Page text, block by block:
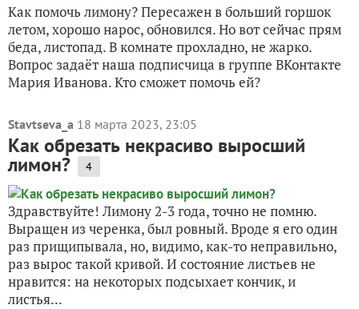
Как помочь лимону? Пересажен в больший горшок
летом, хорошо нарос, обновился. Но вот сейчас прям
беда, листопад. В комнате прохладно, не жарко.
Вопрос задаёт наша подписчица в группе ВКонтакте
Мария Иванова. Кто сможет помочь ей?
Stavtseva_a 18 марта 2023, 23:05
Как обрезать некрасиво выросший
лимон? 4
Здравствуйте! Лимону 2-3 года, точно не помню.
Выращен из черенка, был ровный. Вроде я его один
раз прищипывала, но, видимо, как-то неправильно,
раз вырос такой кривой. И состояние листьев не
нравится: на некоторых подсыхает кончик, и
листья...